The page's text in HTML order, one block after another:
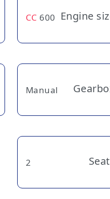
Engine
600
CC
Manual
2